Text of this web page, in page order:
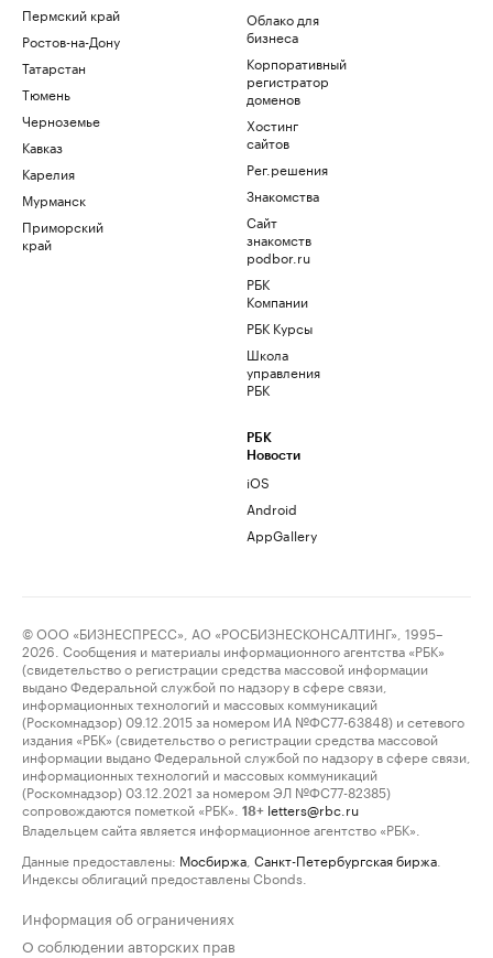
Пермский край
Ростов-на-Дону
Татарстан
Тюмень
Черноземье
Кавказ
Карелия
Мурманск
Приморский
край
Облако для
бизнеса
Корпоративный
регистратор
доменов
Хостинг
сайтов
Рег.решения
Знакомства
Сайт
знакомств
podbor.ru
РБК
Компании
РБК Курсы
Школа
управления
РБК
РБК
Новости
iOS
Android
AppGallery
© ООО «БИЗНЕСПРЕСС», АО «РОСБИЗНЕСКОНСАЛТИНГ», 1995–
2026. Сообщения и материалы информационного агентства «РБК»
(свидетельство о регистрации средства массовой информации
выдано Федеральной службой по надзору в сфере связи,
информационных технологий и массовых коммуникаций
(Роскомнадзор) 09.12.2015 за номером ИА №ФС77-63848) и сетевого
издания «РБК» (свидетельство о регистрации средства массовой
информации выдано Федеральной службой по надзору в сфере связи,
информационных технологий и массовых коммуникаций
(Роскомнадзор) 03.12.2021 за номером ЭЛ №ФС77-82385)
сопровождаются пометкой «РБК».
18+ letters@rbc.ru
Владельцем сайта является информационное агентство «РБК».
Данные предоставлены: Мосбиржа Санкт-Петербургская биржа
Индексы облигаций предоставлены Cbonds.
Информация об ограничениях
О соблюдении авторских прав